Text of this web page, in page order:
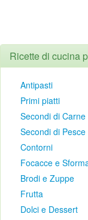
Ricette di cucina
Antipasti
Primi piatti
Secondi di Carne
Secondi di Pesce
Contorni
Focacce e
Brodi e Zuppe
Frutta
Dolci e Dessert